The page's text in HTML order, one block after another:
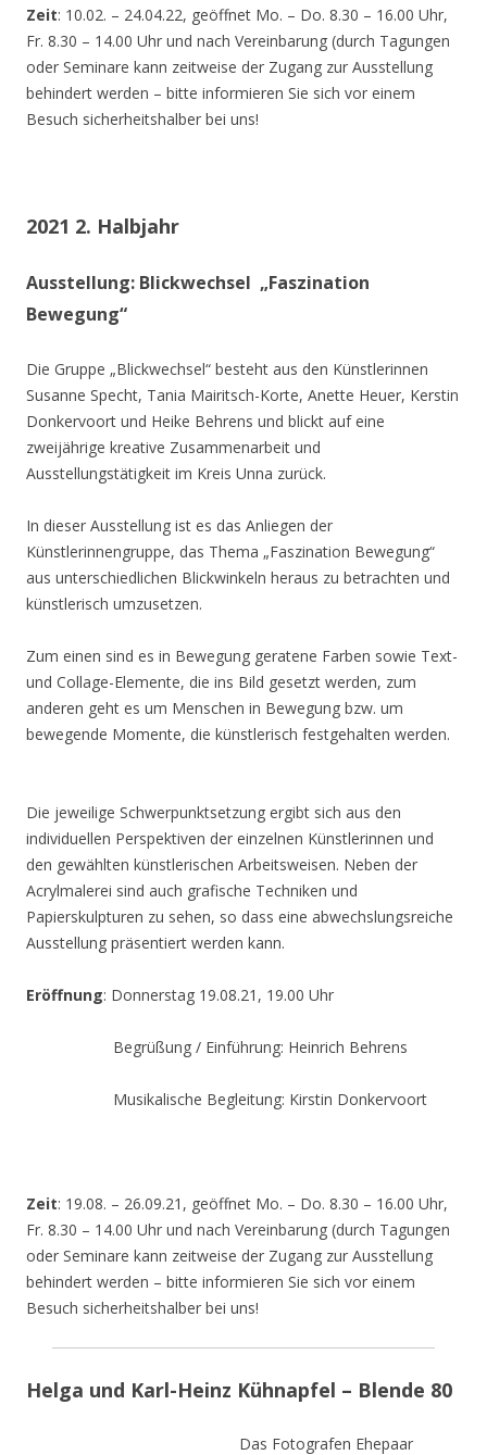
Zeit: 10.02. – 24.04.22, geöffnet Mo. – Do. 8.30 – 16.00 Uhr,
Fr. 8.30 – 14.00 Uhr und nach Vereinbarung (durch Tagungen
oder Seminare kann zeitweise der Zugang zur Ausstellung
behindert werden – bitte informieren Sie sich vor einem
Besuch sicherheitshalber bei uns!
2021 2. Halbjahr
Ausstellung: Blickwechsel „Faszination
Bewegung“
Die Gruppe „Blickwechsel“ besteht aus den Künstlerinnen
Susanne Specht, Tania Mairitsch-Korte, Anette Heuer, Kerstin
Donkervoort und Heike Behrens und blickt auf eine
zweijährige kreative Zusammenarbeit und
Ausstellungstätigkeit im Kreis Unna zurück.
In dieser Ausstellung ist es das Anliegen der
Künstlerinnengruppe, das Thema „Faszination Bewegung“
aus unterschiedlichen Blickwinkeln heraus zu betrachten und
künstlerisch umzusetzen.
Zum einen sind es in Bewegung geratene Farben sowie Text-
und Collage-Elemente, die ins Bild gesetzt werden, zum
anderen geht es um Menschen in Bewegung bzw. um
bewegende Momente, die künstlerisch festgehalten werden.
Die jeweilige Schwerpunktsetzung ergibt sich aus den
individuellen Perspektiven der einzelnen Künstlerinnen und
den gewählten künstlerischen Arbeitsweisen. Neben der
Acrylmalerei sind auch grafische Techniken und
Papierskulpturen zu sehen, so dass eine abwechslungsreiche
Ausstellung präsentiert werden kann.
Eröffnung: Donnerstag 19.08.21, 19.00 Uhr
Begrüßung / Einführung: Heinrich Behrens
Musikalische Begleitung: Kirstin Donkervoort
Zeit: 19.08. – 26.09.21, geöffnet Mo. – Do. 8.30 – 16.00 Uhr,
Fr. 8.30 – 14.00 Uhr und nach Vereinbarung (durch Tagungen
oder Seminare kann zeitweise der Zugang zur Ausstellung
behindert werden – bitte informieren Sie sich vor einem
Besuch sicherheitshalber bei uns!
Helga und Karl-Heinz Kühnapfel – Blende 80
Das Fotografen Ehepaar